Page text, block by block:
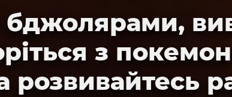
бджолярами,
з
розвивайтесь